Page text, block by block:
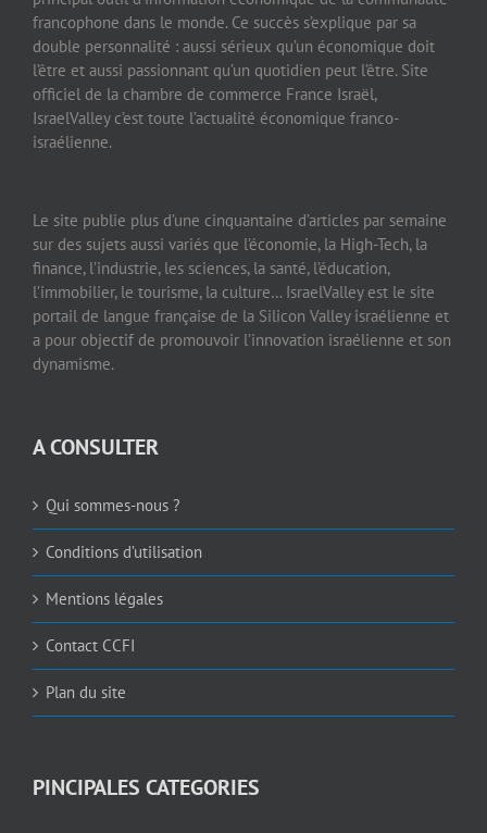
francophone dans le monde. Ce succès s’explique par sa
double personnalité : aussi sérieux qu’un économique doit
l’être et aussi passionnant qu’un quotidien peut l’être. Site
officiel de la chambre de commerce France Israël,
IsraelValley c’est toute l’actualité économique franco-
israélienne.
Le site publie plus d’une cinquantaine d’articles par semaine
sur des sujets aussi variés que l’économie, la High-Tech, la
finance, l’industrie, les sciences, la santé, l’éducation,
l’immobilier, le tourisme, la culture… IsraelValley est le site
portail de langue française de la Silicon Valley israélienne et
a pour objectif de promouvoir l’innovation israélienne et son
dynamisme.
A CONSULTER
Qui sommes-nous ?
Conditions d’utilisation
Mentions légales
Contact CCFI
Plan du site
PINCIPALES CATEGORIES